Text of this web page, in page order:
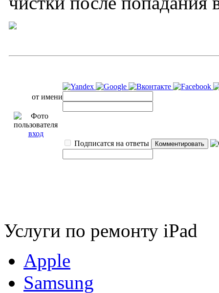
от имени
вход
Подписатся на ответы
Услуги по ремонту iPad
Apple
Samsung